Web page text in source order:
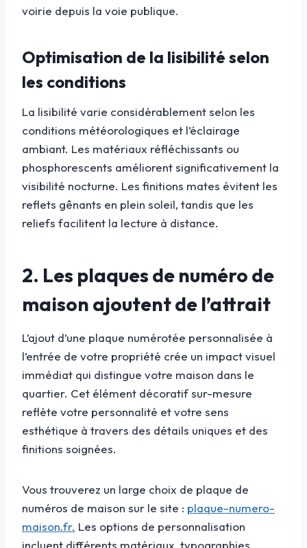
voirie depuis la voie publique.
Optimisation de la lisibilité selon
les conditions
La lisibilité varie considérablement selon les
conditions météorologiques et l’éclairage
ambiant. Les matériaux réfléchissants ou
phosphorescents améliorent significativement la
visibilité nocturne. Les finitions mates évitent les
reflets gênants en plein soleil, tandis que les
reliefs facilitent la lecture à distance.
2. Les plaques de numéro de
maison ajoutent de l’attrait
L’ajout d’une plaque numérotée personnalisée à
l’entrée de votre propriété crée un impact visuel
immédiat qui distingue votre maison dans le
quartier. Cet élément décoratif sur-mesure
reflète votre personnalité et votre sens
esthétique à travers des détails uniques et des
finitions soignées.
Vous trouverez un large choix de plaque de
numéros de maison sur le site : plaque-numero-
maison.fr. Les options de personnalisation
incluent différents matériaux, typographies,